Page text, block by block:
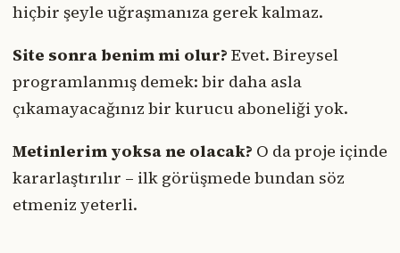
hiçbir şeyle uğraşmanıza gerek kalmaz.
Site sonra benim mi olur? Evet. Bireysel
programlanmış demek: bir daha asla
çıkamayacağınız bir kurucu aboneliği yok.
Metinlerim yoksa ne olacak? O da proje içinde
kararlaştırılır – ilk görüşmede bundan söz
etmeniz yeterli.